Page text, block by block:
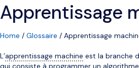
Apprentissage
Home / Glossaire / Apprentissage
L’apprentissage machine est la branche
qui consiste à programmer un algorithme